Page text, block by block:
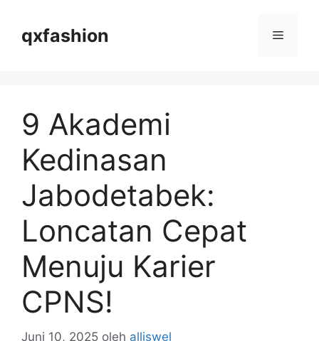
qxfashion Menu
9 Akademi
Kedinasan
Jabodetabek:
Loncatan Cepat
Menuju Karier
CPNS!
Juni 10, 2025 oleh alliswel